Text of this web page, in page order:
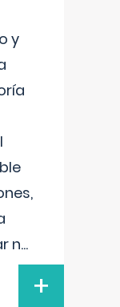
y
n...
+